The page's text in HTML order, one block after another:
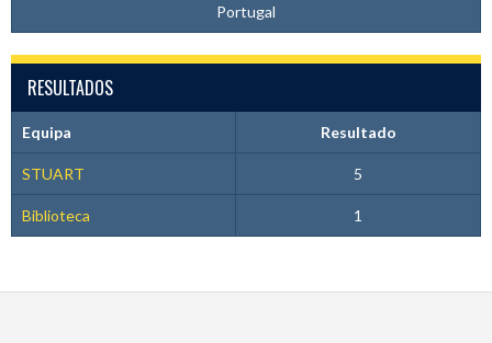
Portugal
RESULTADOS
Equipa Resultado
STUART 5
Biblioteca 1